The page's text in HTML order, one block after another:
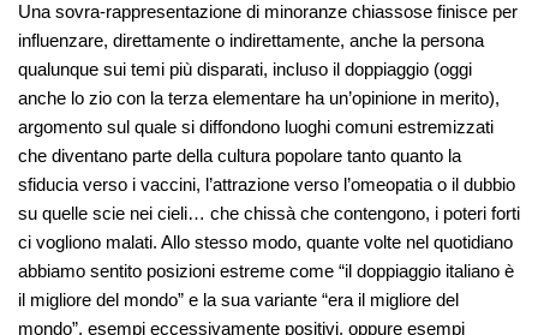
Una sovra-rappresentazione di minoranze chiassose finisce per
influenzare, direttamente o indirettamente, anche la persona
qualunque sui temi più disparati, incluso il doppiaggio (oggi
anche lo zio con la terza elementare ha un’opinione in merito),
argomento sul quale si diffondono luoghi comuni estremizzati
che diventano parte della cultura popolare tanto quanto la
sfiducia verso i vaccini, l’attrazione verso l’omeopatia o il dubbio
su quelle scie nei cieli… che chissà che contengono, i poteri forti
ci vogliono malati. Allo stesso modo, quante volte nel quotidiano
abbiamo sentito posizioni estreme come “il doppiaggio italiano è
il migliore del mondo” e la sua variante “era il migliore del
mondo”, esempi eccessivamente positivi, oppure esempi